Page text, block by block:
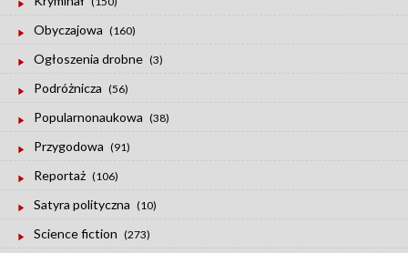
Obyczajowa (160)
Ogłoszenia drobne (3)
Podróżnicza (56)
Popularnonaukowa (38)
Przygodowa (91)
Reportaż (106)
Satyra polityczna (10)
Science fiction (273)